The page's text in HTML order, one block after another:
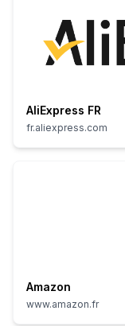
AliExpress FR
fr.aliexpress.com
Amazon
www.amazon.fr